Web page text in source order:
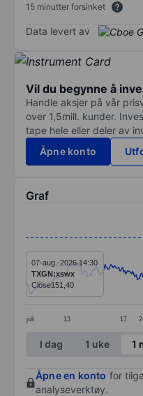
15 minutter forsinket
Data levert av
Vil du begynne å
Handle aksjer på vår
over 1,5mill. kunder.
tape hele eller deler av
Åpne konto
Graf
The chart has 1 X
The chart has 1 Y
juli 13 17 21
07-aug.-2026 14:30
TXGN:xswx
Close151,40
End of interactive
I dag 1 uke 1
Åpne en konto for
analyseverktøy.